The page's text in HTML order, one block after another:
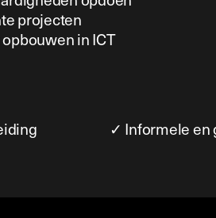
projecten
in ICT
✓ Informele en